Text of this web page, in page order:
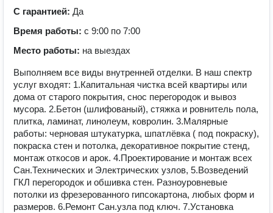
С гарантией: Да
Время работы: с 9:00 по 7:00
Место работы: на выездах
Выполняем все виды внутренней отделки. В наш спектр
услуг входят: 1.Капитальная чистка всей квартиры или
дома от старого покрытия, снос перегородок и вывоз
мусора. 2.Бетон (шлифованый), стяжка и ровнитель пола,
плитка, ламинат, линолеум, ковролин. 3.Малярные
работы: черновая штукатурка, шпатлёвка ( под покраску),
покраска стен и потолка, декоративное покрытие стенд,
монтаж откосов и арок. 4.Проектирование и монтаж всех
Сан.Технических и Электрических узлов, 5.Возведений
ГКЛ перегородок и обшивка стен. Разноуровневые
потолки из фрезерованного гипсокартона, любых форм и
размеров. 6.Ремонт Сан.узла под ключ. 7.Установка